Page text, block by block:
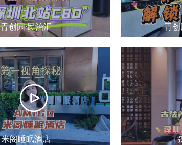
青创园·民治汇 青创
米阁睡眠酒店